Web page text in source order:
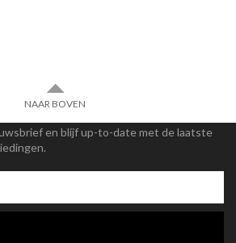
NAAR BOVEN
en blijf up-to-date met de laatste